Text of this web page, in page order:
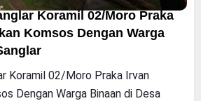
Koramil 02/Moro Praka
Komsos Dengan Warga
Koramil 02/Moro Praka Irvan
Dengan Warga Binaan di Desa